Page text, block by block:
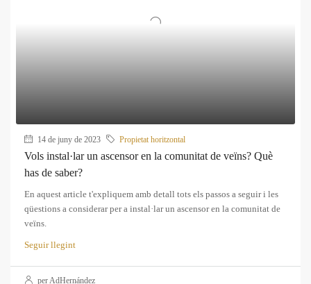
14 de juny de 2023 Propietat horitzontal
Vols instal·lar un ascensor en la comunitat de veïns? Què
has de saber?
En aquest article t'expliquem amb detall tots els passos a seguir i les
qüestions a considerar per a instal·lar un ascensor en la comunitat de
veïns.
Seguir llegint
per AdHernández